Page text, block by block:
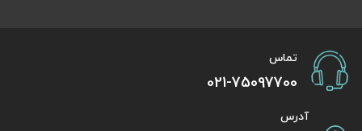
تماس
021-75097700
آدرس